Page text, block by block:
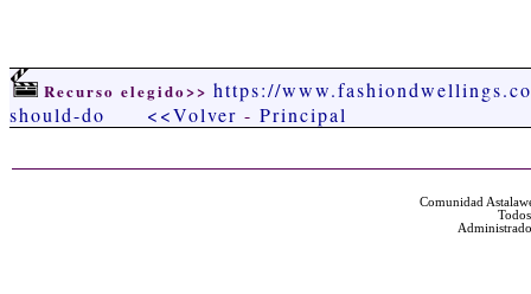
Recurso elegido>> https://
should-do
<<Volver - Principal
Comunidad